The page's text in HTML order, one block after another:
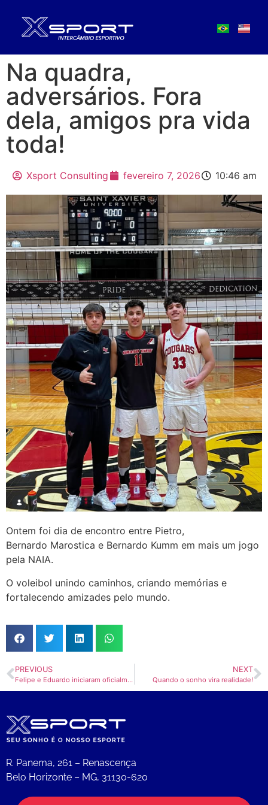
Na quadra,
adversários. Fora
dela, amigos pra vida
toda!
Xsport Consulting fevereiro 7, 2026 10:46 am
Ontem foi dia de encontro entre Pietro,
Bernardo Marostica e Bernardo Kumm em mais um jogo
pela NAIA.
O voleibol unindo caminhos, criando memórias e
fortalecendo amizades pelo mundo.
PREVIOUS
Felipe e Eduardo iniciaram oficialmente sua primeira temporada no voleibol universitário americano pela Bethel University
NEXT
Quando o sonho vira realidade!
R. Panema, 261 – Renascença
Belo Horizonte – MG, 31130-620